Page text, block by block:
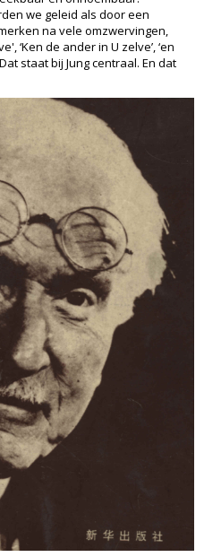
we geleid als door een
na vele omzwervingen,
‘Ken de ander in U zelve’, ‘en
staat bij Jung centraal. En dat